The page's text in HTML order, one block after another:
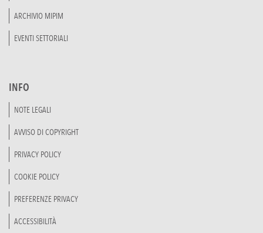
ARCHIVIO MIPIM
EVENTI SETTORIALI
INFO
NOTE LEGALI
AVVISO DI COPYRIGHT
PRIVACY POLICY
COOKIE POLICY
PREFERENZE PRIVACY
ACCESSIBILITÀ